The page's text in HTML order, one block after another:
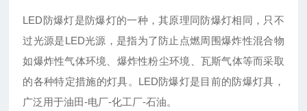
LED防爆灯是防爆灯的一种，其原理同防爆灯相同，只不
过光源是LED光源，是指为了防止点燃周围爆炸性混合物
如爆炸性气体环境、爆炸性粉尘环境、瓦斯气体等而采取
的各种特定措施的灯具。LED防爆灯是目前的防爆灯具，
广泛用于油田-电厂-化工厂-石油。